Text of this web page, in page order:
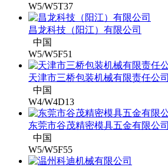
W5/W5T37
昌龙科技（阳江）有限公司
中国
W5/W5F51
天津市三桥包装机械有限责任公司
中国
W4/W4D13
东莞市谷茂精密模具五金有限公司
中国
W5/W5F55